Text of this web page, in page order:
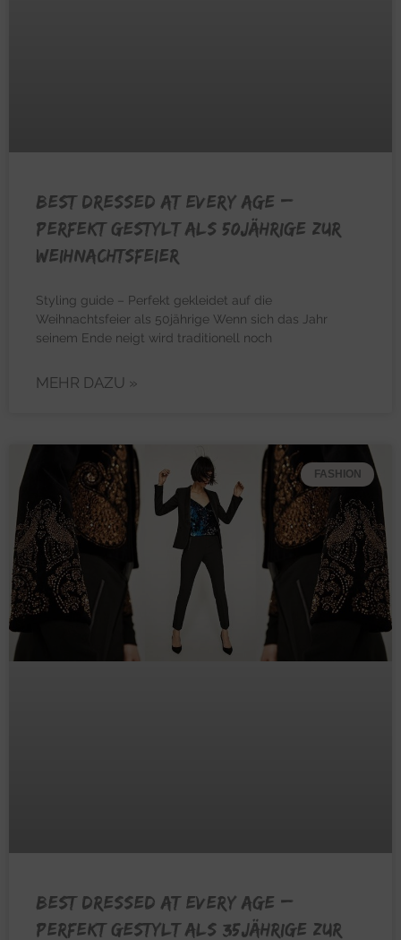
BEST DRESSED AT EVERY AGE –
Perfekt gestylt als 50jährige zur
Weihnachtsfeier
Styling guide – Perfekt gekleidet auf die
Weihnachtsfeier als 50jährige Wenn sich das Jahr
seinem Ende neigt wird traditionell noch
MEHR DAZU »
FASHION
BEST DRESSED AT EVERY AGE –
Perfekt gestylt als 35jährige zur